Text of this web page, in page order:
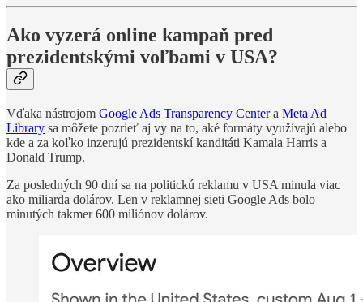
Ako vyzerá online kampaň pred
prezidentskými voľbami v USA?
Vďaka nástrojom Google Ads Transparency Centera Meta Ad
Library sa môžete pozrieť aj vy na to, aké formáty využívajú alebo
kde a za koľko inzerujú prezidentskí kanditáti Kamala Harris a
Donald Trump.
Za posledných 90 dní sa na politickú reklamu v USA minula viac
ako miliarda dolárov. Len v reklamnej sieti Google Ads bolo
minutých takmer 600 miliónov dolárov.